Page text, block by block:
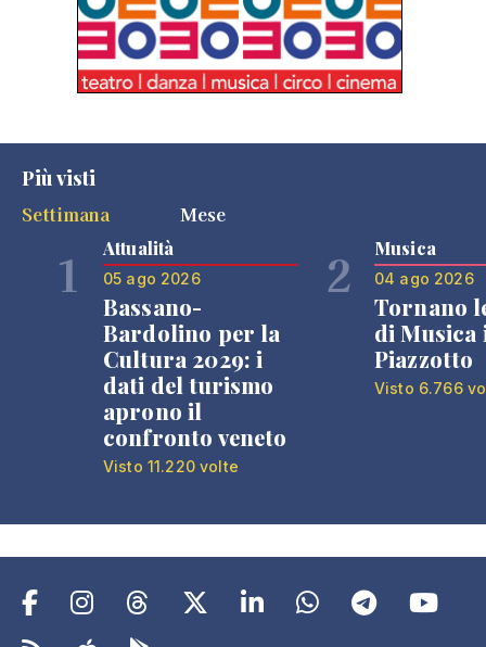
Più visti
Settimana
Mese
1 Attualità
05 ago 2026
Bassano-
Bardolino per la
Cultura 2029: i
dati del turismo
aprono il
confronto veneto
Visto 11.220 volte
2 Musica
04 ago 2026
Tornano
di Musica
Piazzotto
Visto 6.766